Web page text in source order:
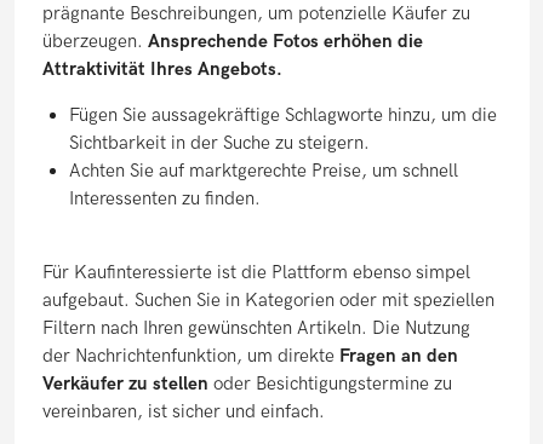
prägnante Beschreibungen, um potenzielle Käufer zu
überzeugen. Ansprechende Fotos erhöhen die
Attraktivität Ihres Angebots.
Fügen Sie aussagekräftige Schlagworte hinzu, um die
Sichtbarkeit in der Suche zu steigern.
Achten Sie auf marktgerechte Preise, um schnell
Interessenten zu finden.
Für Kaufinteressierte ist die Plattform ebenso simpel
aufgebaut. Suchen Sie in Kategorien oder mit speziellen
Filtern nach Ihren gewünschten Artikeln. Die Nutzung
der Nachrichtenfunktion, um direkte Fragen an den
Verkäufer zu stellen oder Besichtigungstermine zu
vereinbaren, ist sicher und einfach.